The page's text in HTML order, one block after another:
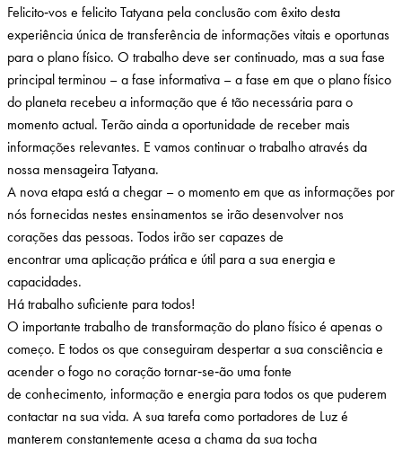
Felicito‑vos e felicito Tatyana pela conclusão com êxito desta
experiência única de transferência de informações vitais e oportunas
para o plano físico. O trabalho deve ser continuado, mas a sua fase
principal terminou – a fase informativa – a fase em que o plano físico
do planeta recebeu a informação que é tão necessária para o
momento actual. Terão ainda a oportunidade de receber mais
informações relevantes. E vamos continuar o trabalho através da
nossa mensageira Tatyana.
A nova etapa está a chegar – o momento em que as informações por
nós fornecidas nestes ensinamentos se irão desenvolver nos
corações das pessoas. Todos irão ser capazes de
encontrar uma aplicação prática e útil para a sua energia e
capacidades.
Há trabalho suficiente para todos!
O importante trabalho de transformação do plano físico é apenas o
começo. E todos os que conseguiram despertar a sua consciência e
acender o fogo no coração tornar‑se‑ão uma fonte
de conhecimento, informação e energia para todos os que puderem
contactar na sua vida. A sua tarefa como portadores de Luz é
manterem constantemente acesa a chama da sua tocha